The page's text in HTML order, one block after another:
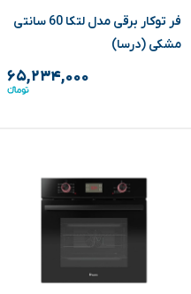
فر توکار برقی مدل لتکا 60 سانتی
مشکی (درسا)
۶۵,۲۳۴,۰۰۰